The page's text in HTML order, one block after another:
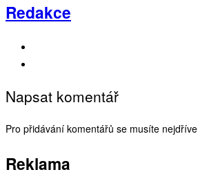
Redakce
Napsat komentář
Pro přidávání komentářů se musíte nejdříve
Reklama